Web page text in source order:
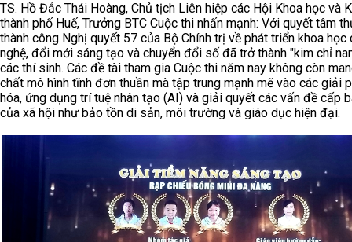
TS. Hồ Đắc Thái Hoàng, Chủ tịch Liên hiệp các Hội Khoa học và
thành phố Huế, Trưởng BTC Cuộc thi nhấn mạnh: Với quyết tâm
thành công Nghị quyết 57 của Bộ Chính trị về phát triển khoa học
nghệ, đổi mới sáng tạo và chuyển đổi số đã trở thành "kim chỉ
các thí sinh. Các đề tài tham gia Cuộc thi năm nay không còn
chất mô hình tĩnh đơn thuần mà tập trung mạnh mẽ vào các giải
hóa, ứng dụng trí tuệ nhân tạo (AI) và giải quyết các vấn đề cấp
của xã hội như bảo tồn di sản, môi trường và giáo dục hiện đại.